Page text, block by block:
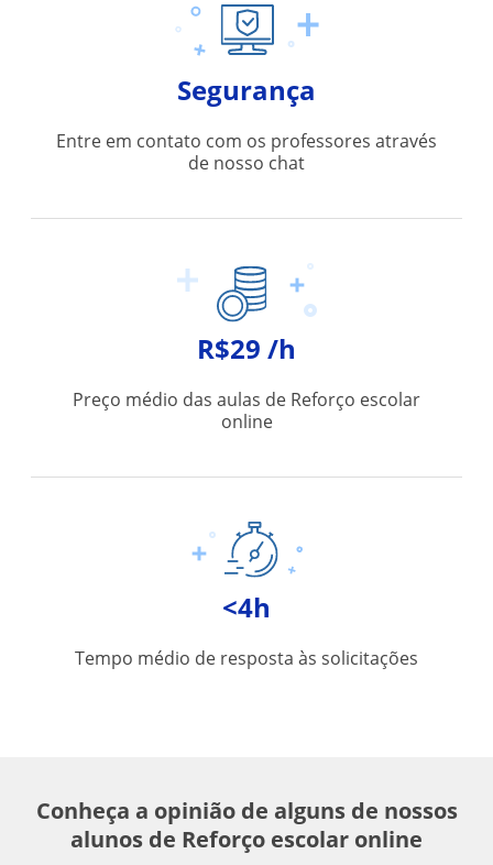
Segurança
Entre em contato com os professores através
de nosso chat
R$29 /h
Preço médio das aulas de Reforço escolar
online
<4h
Tempo médio de resposta às solicitações
Conheça a opinião de alguns de nossos
alunos de Reforço escolar online